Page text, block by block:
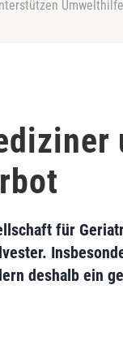
für
deshalb ein